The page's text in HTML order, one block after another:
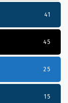
41
45
25
15